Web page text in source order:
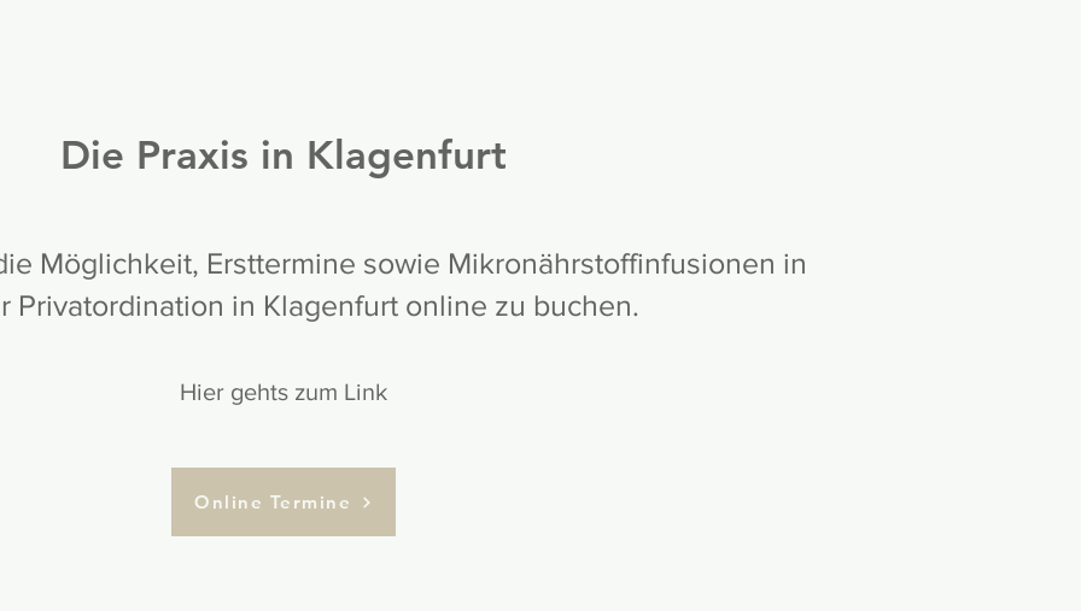
Die Praxis in Klagenfurt
Möglichkeit, Ersttermine sowie Mikronährstoffinfusionen in
Privatordination in Klagenfurt online zu buchen.
Hier gehts zum Link
Online Termine